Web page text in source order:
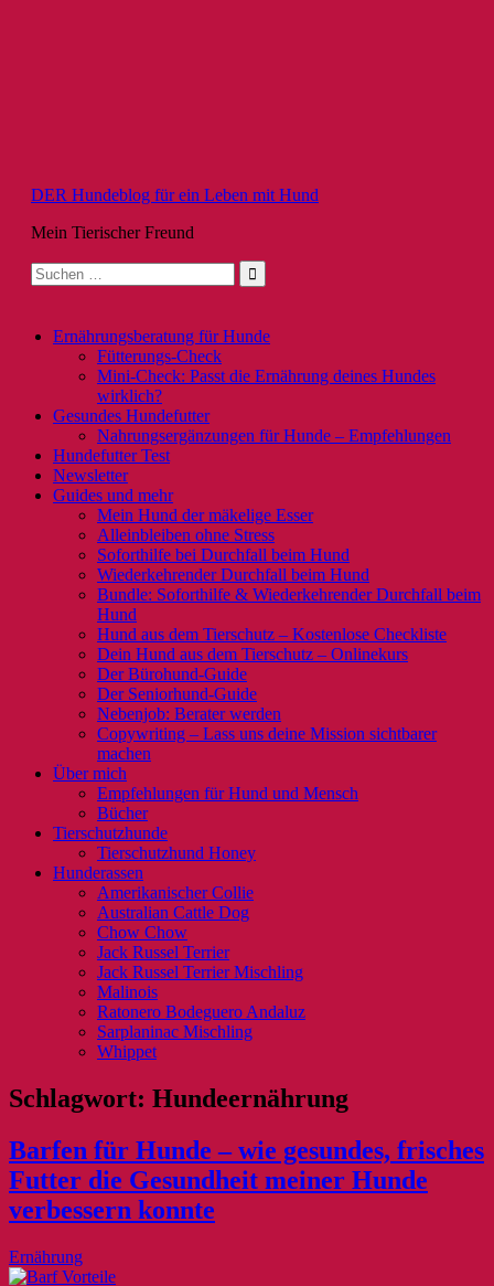
DER Hundeblog für ein Leben mit Hund
Mein Tierischer Freund
Suche
nach:
Ernährungsberatung für Hunde
Fütterungs-Check
Mini-Check: Passt die Ernährung deines Hundes
wirklich?
Gesundes Hundefutter
Nahrungsergänzungen für Hunde – Empfehlungen
Hundefutter Test
Newsletter
Guides und mehr
Mein Hund der mäkelige Esser
Alleinbleiben ohne Stress
Soforthilfe bei Durchfall beim Hund
Wiederkehrender Durchfall beim Hund
Bundle: Soforthilfe & Wiederkehrender Durchfall beim
Hund
Hund aus dem Tierschutz – Kostenlose Checkliste
Dein Hund aus dem Tierschutz – Onlinekurs
Der Bürohund-Guide
Der Seniorhund-Guide
Nebenjob: Berater werden
Copywriting – Lass uns deine Mission sichtbarer
machen
Über mich
Empfehlungen für Hund und Mensch
Bücher
Tierschutzhunde
Tierschutzhund Honey
Hunderassen
Amerikanischer Collie
Australian Cattle Dog
Chow Chow
Jack Russel Terrier
Jack Russel Terrier Mischling
Malinois
Ratonero Bodeguero Andaluz
Sarplaninac Mischling
Whippet
Schlagwort: Hundeernährung
Barfen für Hunde – wie gesundes, frisches
Futter die Gesundheit meiner Hunde
verbessern konnte
Ernährung